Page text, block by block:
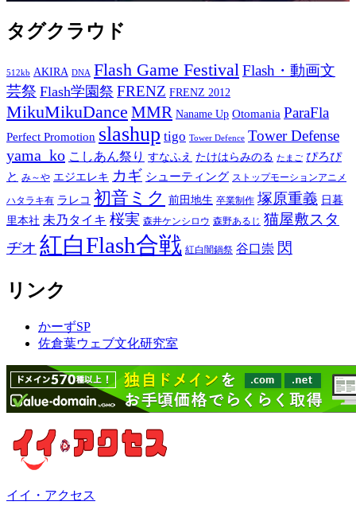
タグクラウド
512kb AKIRA DNA Flash Game Festival Flash・動画文
芸祭 Flash学園祭 FRENZ FRENZ 2012
MikuMikuDance MMR Naname Up Otomania ParaFla
Perfect Promotion slashup tigo Tower Defence Tower Defense
yama_ko こしあん祭り すなふえ たけはらみのる たまご ぴろぴ
と み～や エジエレキ カギ シューティング ストップモーションアニメ
ハタラキ有 ラレコ 初音ミク 前田地生 卒業制作 塚原重義 日暮
里本社 未乃タイキ 桜実 森井ケンシロウ 森野あるじ 猫屋敷スタ
ヂオ 紅白Flash合戦 紅白闇鍋祭 谷口崇 閃
リンク
かーずSP
佐倉葉ウェブ文化研究室
イイ・アクセス